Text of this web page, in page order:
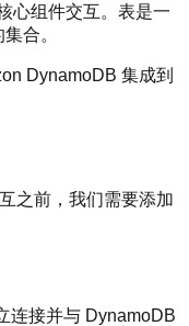
心组件交互。表是一
合。
DynamoDB 集成到
之前，我们需要添加
连接并与 DynamoDB